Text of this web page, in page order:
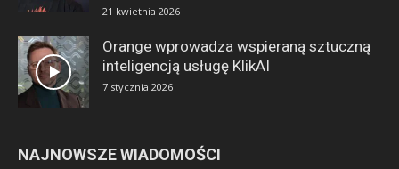
21 kwietnia 2026
Orange wprowadza wspieraną sztuczną
inteligencją usługę KlikAI
7 stycznia 2026
NAJNOWSZE WIADOMOŚCI